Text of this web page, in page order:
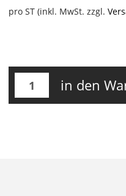
pro ST (inkl. MwSt. zzgl.
in den